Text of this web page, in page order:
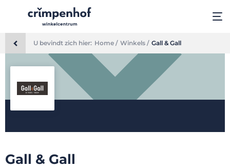
U bevindt zich hier: Home / Winkels / Gall & Gall
Gall & Gall